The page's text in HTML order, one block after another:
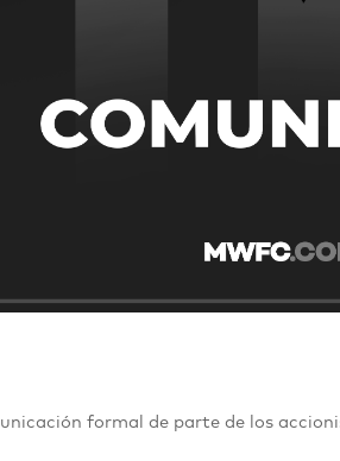
formal de parte de los